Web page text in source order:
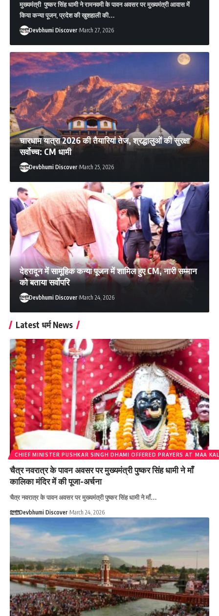
मुख्यमंत्री पुष्कर सिंह धामी ने रामनवमी के पावन अवसर पर मुख्यमंत्री आवास में
किया कन्या पूजन, प्रदेश की खुशहाली की…
Devbhumi Discover March 27, 2026
चारधाम यात्रा 2026 की तैयारियां तेज, श्रद्धालुओं की सुरक्षा
सर्वोच्च: CM धामी
Devbhumi Discover March 25, 2026
देहरादून में सामूहिक कन्या पूजन में शामिल हुए CM, नारी सम्मान
को बताया सर्वोपरि
Devbhumi Discover March 24, 2026
Latest धर्म News
CHIEF MINISTER PUSHKAR SINGH DHAMI OFFERED PRAYERS AT MAA
चैत्र नवरात्र के पावन अवसर पर मुख्यमंत्री पुष्कर सिंह धामी ने माँ
कालिका मंदिर में की पूजा-अर्चना
चैत्र नवरात्र के पावन अवसर पर मुख्यमंत्री पुष्कर सिंह धामी ने माँ…
Devbhumi Discover March 24, 2026